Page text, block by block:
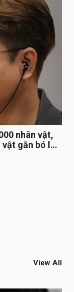
nhân vật,
gắn bó lâu
View All